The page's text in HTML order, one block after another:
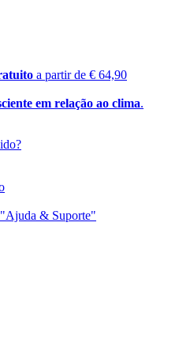
a partir de € 64,90
em relação ao clima.
& Suporte"